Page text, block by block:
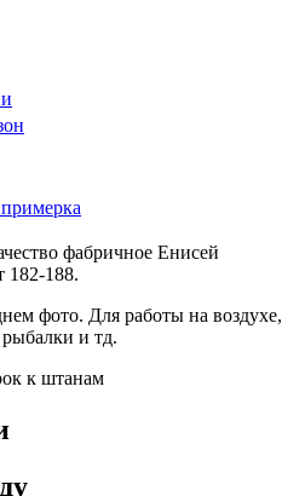
фабричное Енисей
182-188.
фото. Для работы на воздухе,
и тд.
к штанам